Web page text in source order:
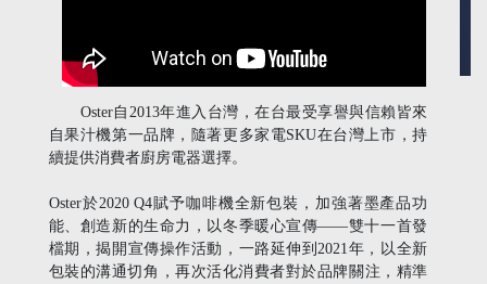
Oster自2013年進入台灣，在台最受享譽與信賴皆來
自果汁機第一品牌，隨著更多家電SKU在台灣上市，持
續提供消費者廚房電器選擇。
Oster於2020 Q4賦予咖啡機全新包裝，加強著墨產品功
能、創造新的生命力，以冬季暖心宣傳——雙十一首發
檔期，揭開宣傳操作活動，一路延伸到2021年，以全新
包裝的溝通切角，再次活化消費者對於品牌關注，精準